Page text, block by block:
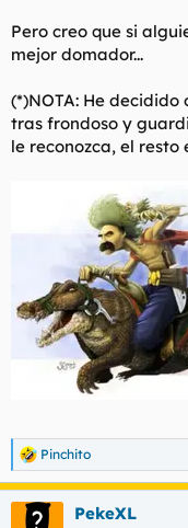
Es una opinión muy
traer y atraer más
(No creo que conozca
gran inteligencia)
Pero creo que si
mejor domador...
(*)NOTA: He
tras frondoso y
le reconozca, el resto
R
e
a
Pinchito
PekeXL